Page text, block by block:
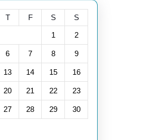
T F S S
1 2
6 7 8 9
13 14 15 16
20 21 22 23
27 28 29 30